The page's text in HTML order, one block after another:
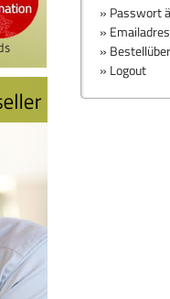
» Passwort
»
»
» Logout